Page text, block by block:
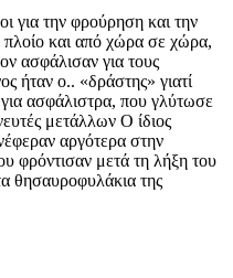
για την φρούρηση και την
και από χώρα σε χώρα,
ασφάλισαν για τους
ήταν ο.. «δράστης» γιατί
ασφάλιστρα, που γλύτωσε
μετάλλων Ο ίδιος
αργότερα στην
φρόντισαν μετά τη λήξη του
θησαυροφυλάκια της